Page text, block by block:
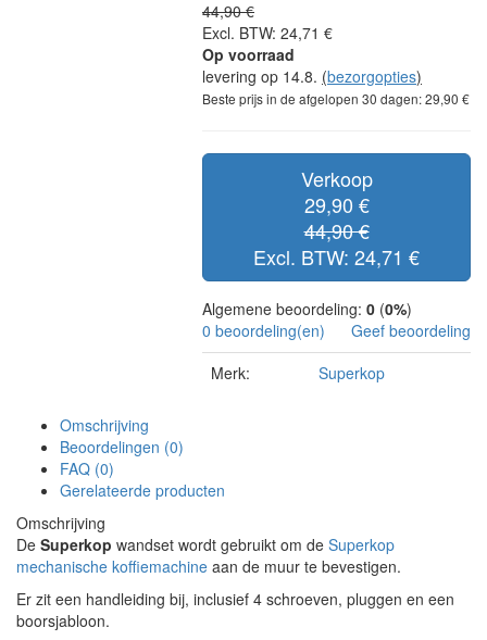
44,90 €
Excl. BTW: 24,71 €
Op voorraad
levering op 14.8. (bezorgopties)
Beste prijs in de afgelopen 30 dagen: 29,90 €
Verkoop
29,90 €
44,90 €
Excl. BTW: 24,71 €
Algemene beoordeling: 0 (0%)
0 beoordeling(en)
Geef beoordeling
Merk:
Superkop
Omschrijving
Beoordelingen (0)
FAQ (0)
Gerelateerde producten
Omschrijving
De Superkop wandset wordt gebruikt om de Superkop
mechanische koffiemachine aan de muur te bevestigen.
Er zit een handleiding bij, inclusief 4 schroeven, pluggen en een
boorsjabloon.